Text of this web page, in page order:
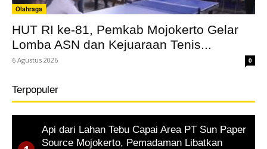
Olahraga
HUT RI ke-81, Pemkab Mojokerto Gelar
Lomba ASN dan Kejuaraan Tenis...
6 Agustus 2026 0
Terpopuler
Api dari Lahan Tebu Capai Area PT Sun Paper
Source Mojokerto, Pemadaman Libatkan